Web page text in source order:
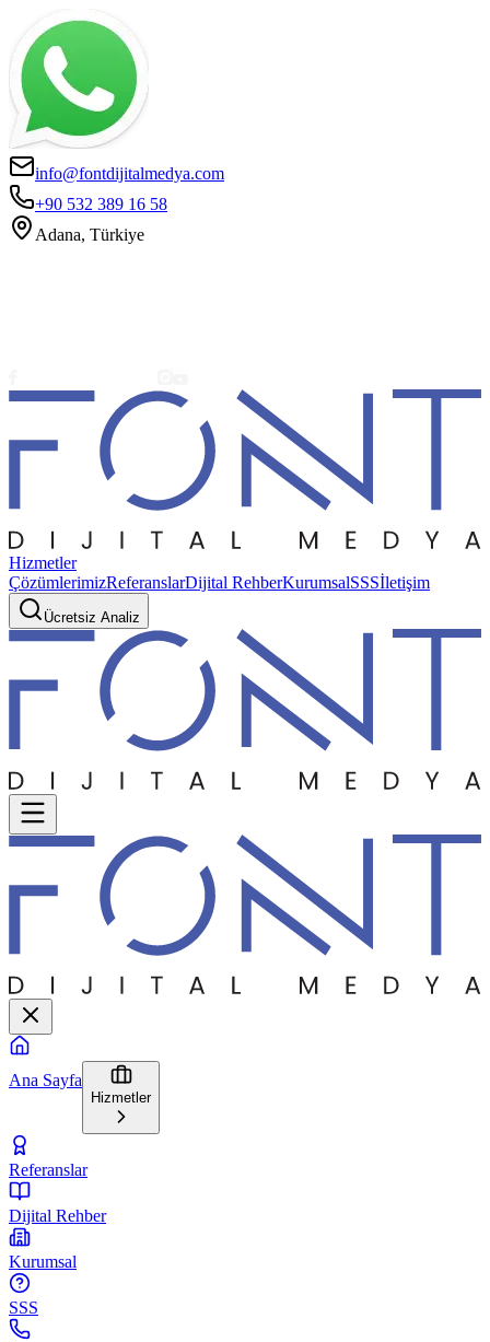
info@fontdijitalmedya.com
+90 532 389 16 58
Adana, Türkiye
Hizmetler
ÇözümlerimizReferanslarDijital RehberKurumsalSSSİletişim
Ücretsiz Analiz
Ana Sayfa
Hizmetler
Referanslar
Dijital Rehber
Kurumsal
SSS